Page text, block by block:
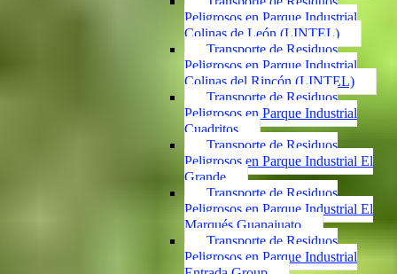
Peligrosos en Parque Industrial
Colinas de León (LINTEL)
Transporte de Residuos
Peligrosos en Parque Industrial
Colinas del Rincón (LINTEL)
Transporte de Residuos
Peligrosos en Parque Industrial
Cuadritos
Transporte de Residuos
Peligrosos en Parque Industrial El
Grande
Transporte de Residuos
Peligrosos en Parque Industrial El
Marqués Guanajuato
Transporte de Residuos
Peligrosos en Parque Industrial